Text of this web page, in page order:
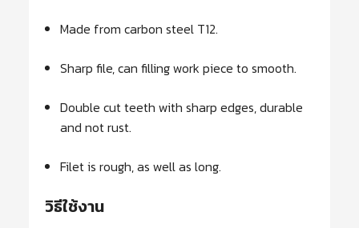
Made from carbon steel T12.
Sharp file, can filling work piece to smooth.
Double cut teeth with sharp edges, durable
and not rust.
Filet is rough, as well as long.
วิธีใช้งาน